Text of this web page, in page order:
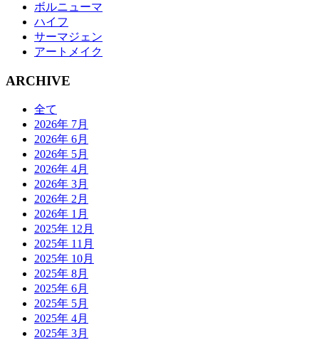
ボルニューマ
ハイフ
サーマジェン
アートメイク
ARCHIVE
全て
2026年 7月
2026年 6月
2026年 5月
2026年 4月
2026年 3月
2026年 2月
2026年 1月
2025年 12月
2025年 11月
2025年 10月
2025年 8月
2025年 6月
2025年 5月
2025年 4月
2025年 3月